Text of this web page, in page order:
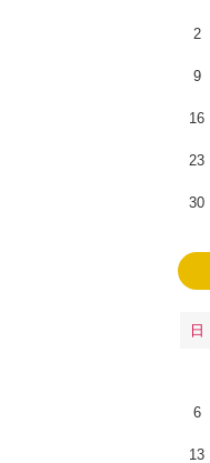
2
9
16
23
30
日
6
13